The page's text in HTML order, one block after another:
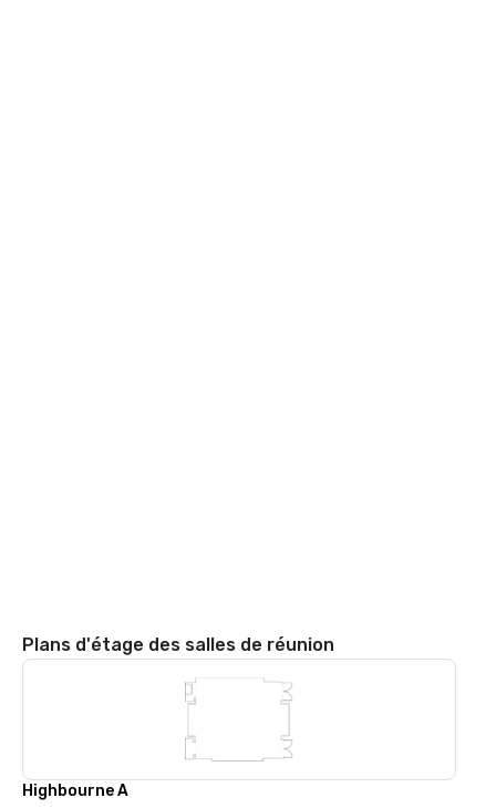
Plans d'étage des salles de réunion
Highbourne A